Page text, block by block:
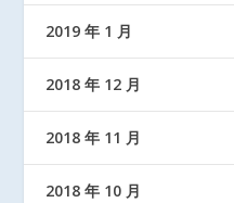
2019 年 1 月
2018 年 12 月
2018 年 11 月
2018 年 10 月